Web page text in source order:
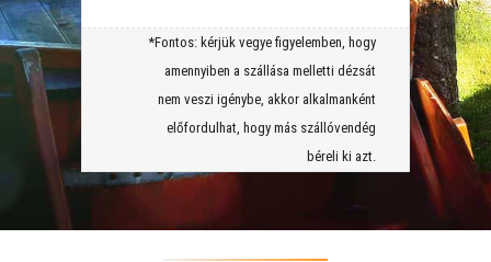
*Fontos: kérjük vegye figyelemben, hogy
amennyiben a szállása melletti dézsát
nem veszi igénybe, akkor alkalmanként
előfordulhat, hogy más szállóvendég
béreli ki azt.